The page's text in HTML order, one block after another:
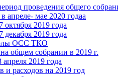
проведения общего
апреле- мае 2020 годаа
октября 2019 года
декабря 2019 года
ОСС ТКО
общем собрании в 2019 г.
апреля 2019 года
и расходов на 2019 год